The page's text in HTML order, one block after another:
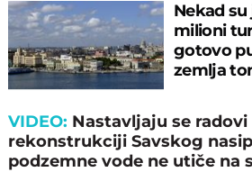
Nekad
milioni
gotovo
zemlja
VIDEO: Nastavljaјu se radovi
rekonstrukciјi Savskog
podzemne vode ne utiče na